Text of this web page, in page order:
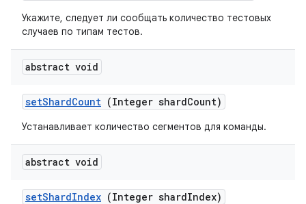
Укажите, следует ли сообщать количество тестовых
случаев по типам тестов.
abstract void
setShardCount (Integer shardCount)
Устанавливает количество сегментов для команды.
abstract void
setShardIndex (Integer shardIndex)